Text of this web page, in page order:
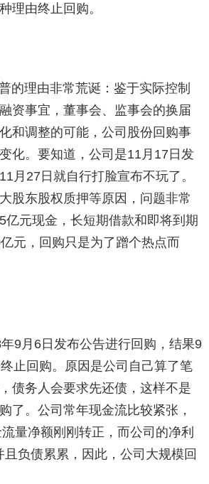
理由终止回购。
的理由非常荒诞：鉴于实际控制
资事宜，董事会、监事会的换届
和调整的可能，公司股份回购事
化。要知道，公司是11月17日发
月27日就自行打脸宣布不玩了。
股东股权质押等原因，问题非常
亿元现金，长短期借款和即将到期
元，回购只是为了蹭个热点而
9月6日发布公告进行回购，结果9
止回购。原因是公司自己算了笔
债务人会要求先还债，这样不是
了。公司常年现金流比较紧张，
量净额刚刚转正，而公司的净利
负债累累，因此，公司大规模回